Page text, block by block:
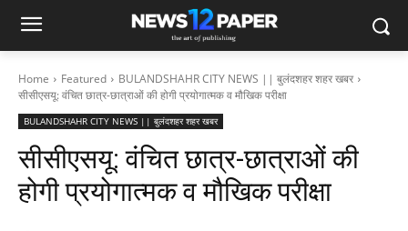
Home Featured
BULANDSHAHR CITY NEWS || बुलंदशहर शहर खबर
सीसीएसयू: वंचित छात्र-छात्राओं की होगी प्रयोगात्मक व मौखिक परीक्षा
BULANDSHAHR CITY NEWS || बुलंदशहर शहर खबर
सीसीएसयू: वंचित छात्र-छात्राओं की
होगी प्रयोगात्मक व मौखिक परीक्षा